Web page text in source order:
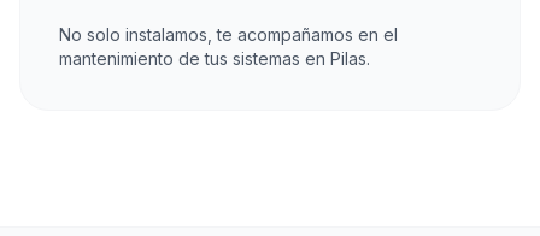
No solo instalamos, te acompañamos en el
mantenimiento de tus sistemas en Pilas.